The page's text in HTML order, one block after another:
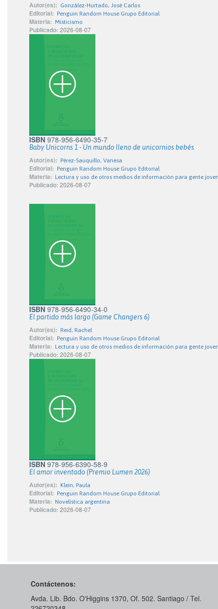
Autor(es): González-Hurtado, José Carlos
Editorial: Penguin Random House Grupo Editorial
Materia: Misticismo
Publicado: 2026-08-07
ISBN 978-956-6490-35-7
Baby Unicorns 1 - Un mundo lleno de unicornios bebés
Autor(es): Pérez-Sauquillo, Vanesa
Editorial: Penguin Random House Grupo Editorial
Materia: Lectura y uso de otros medios de información para gente
Publicado: 2026-08-07
ISBN 978-956-6490-34-0
El partido más largo (Game Changers 6)
Autor(es): Reid, Rachel
Editorial: Penguin Random House Grupo Editorial
Materia: Lectura y uso de otros medios de información para gente
Publicado: 2026-08-07
ISBN 978-956-6390-58-9
El amor inventado (Premio Lumen 2026)
Autor(es): Klein, Paula
Editorial: Penguin Random House Grupo Editorial
Materia: Novelística argentina
Publicado: 2026-08-07
Contáctenos:
Avda. Lib. Bdo. O'Higgins 1370, Of. 502. Santiago / Tel.